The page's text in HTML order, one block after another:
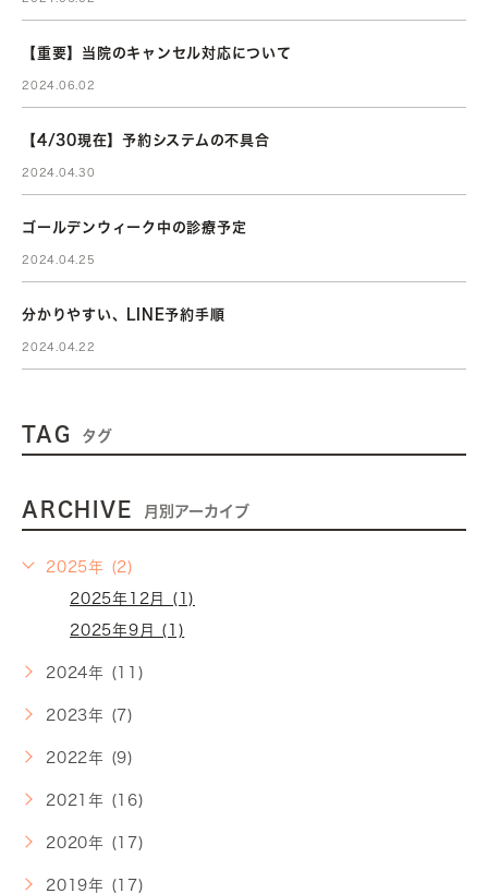
【重要】当院のキャンセル対応について
2024.06.02
【4/30現在】予約システムの不具合
2024.04.30
ゴールデンウィーク中の診療予定
2024.04.25
分かりやすい、LINE予約手順
2024.04.22
TAG タグ
ARCHIVE 月別アーカイブ
2025年 (2)
2025年12月 (1)
2025年9月 (1)
2024年 (11)
2023年 (7)
2022年 (9)
2021年 (16)
2020年 (17)
2019年 (17)